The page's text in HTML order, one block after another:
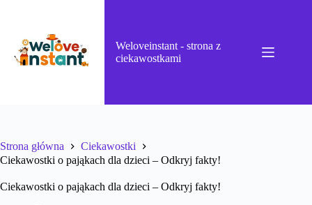
Weloveinstant - strona z
ciekawostkami
Strona główna
Ciekawostki
Ciekawostki o pająkach dla dzieci – Odkryj fakty!
Ciekawostki o pająkach dla dzieci – Odkryj fakty!